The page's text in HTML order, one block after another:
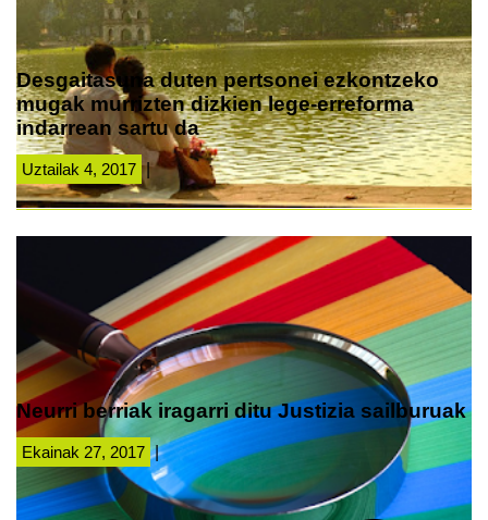
Desgaitasuna duten pertsonei ezkontzeko
mugak murrizten dizkien lege-erreforma
indarrean sartu da
Uztailak 4, 2017 |
Neurri berriak iragarri ditu Justizia sailburuak
Ekainak 27, 2017 |